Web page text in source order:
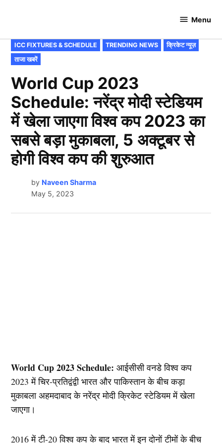
Hundred
Menu
POSTED
IN
ICC FIXTURES & SCHEDULE TRENDING NEWS
क्रिकेट न्यूज़
ताजा खबरें
World Cup 2023
Schedule: नरेंद्र मोदी स्टेडियम
में खेला जाएगा विश्व कप 2023 का
सबसे बड़ा मुकाबला, 5 अक्टूबर से
होगी विश्व कप की शुरुआत
by Naveen Sharma
May 5, 2023
World Cup 2023 Schedule: आईसीसी वनडे विश्व कप
2023 में चिर-प्रतिद्वंद्वी भारत और पाकिस्तान के बीच कड़ा
मुकाबला अहमदाबाद के नरेंद्र मोदी क्रिकेट स्टेडियम में खेला
जाएगा।
2016 में टी-20 विश्व कप के बाद भारत में इन दोनों टीमों के बीच